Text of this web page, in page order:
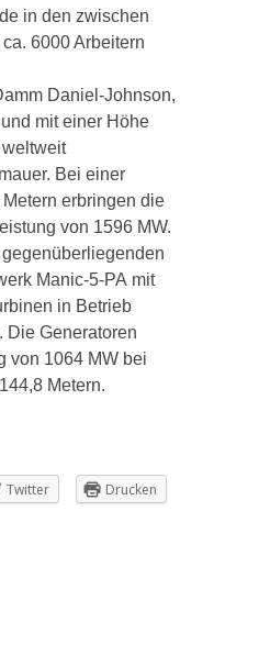
in den zwischen
6000 Arbeitern
Daniel-Johnson,
mit einer Höhe
Bei einer
erbringen die
von 1596 MW.
Manic-5-PA mit
in Betrieb
Die Generatoren
von 1064 MW bei
Metern.
Twitter Drucken